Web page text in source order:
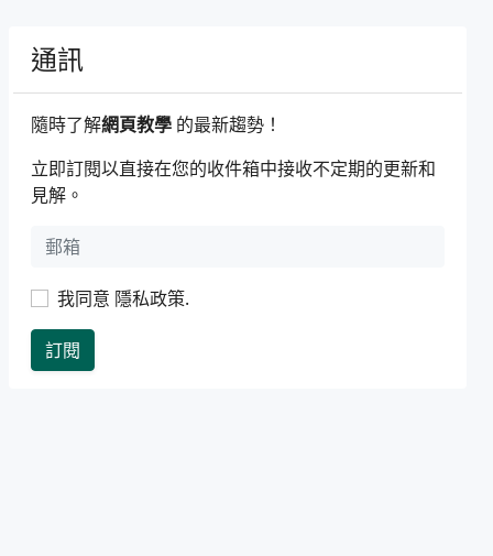
通訊
隨時了解網頁教學 的最新趨勢！
立即訂閱以直接在您的收件箱中接收不定期的更新和
見解。
我同意 隱私政策.
訂閱